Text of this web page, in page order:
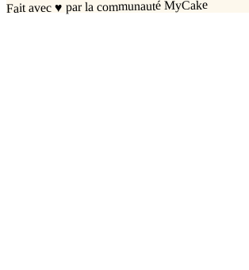
Fait avec♥ par la communauté MyCake